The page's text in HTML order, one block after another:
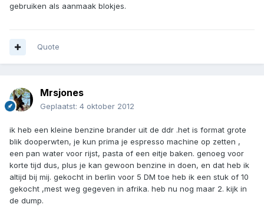
gebruiken als aanmaak blokjes.
Quote
Mrsjones
Geplaatst: 4 oktober 2012
ik heb een kleine benzine brander uit de ddr .het is format grote
blik dooperwten, je kun prima je espresso machine op zetten ,
een pan water voor rijst, pasta of een eitje baken. genoeg voor
korte tijd dus, plus je kan gewoon benzine in doen, en dat heb ik
altijd bij mij. gekocht in berlin voor 5 DM toe heb ik een stuk of 10
gekocht ,mest weg gegeven in afrika. heb nu nog maar 2. kijk in
de dump.